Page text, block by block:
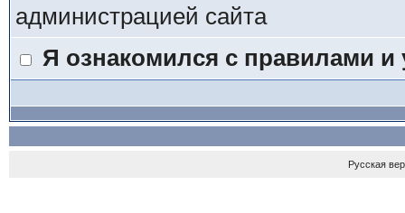
администрацией сайта
Я ознакомился с правилами
Русская